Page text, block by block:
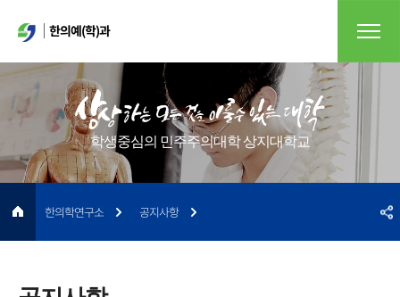
한의예(학)과
학생중심의 민주주의대학 상지대학교
한의학연구소 공지사항